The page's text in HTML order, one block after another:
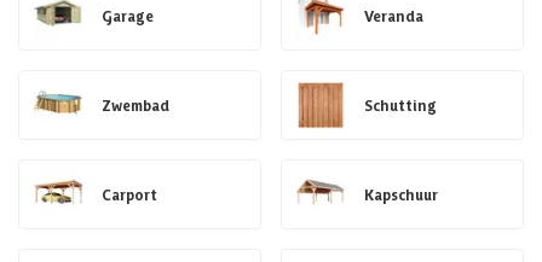
Garage Veranda
Zwembad Schutting
Carport Kapschuur